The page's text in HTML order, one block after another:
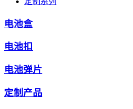
电池盒
电池扣
电池弹片
定制产品